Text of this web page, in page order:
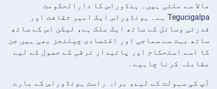
مالا سے ملتی ہیں۔ ہنڈوراس کا دارالحکومت
Tegucigalpa ہے۔ ہونڈوراس ایک امیر ثقافت اور
قدرتی وسائل کے ساتھ ایک ملک ہے، لیکن اس کے ساتھ
ساتھ بہت سے سماجی اور اقتصادی چیلنجز بھی ہیں جن
کا اسے استحکام اور پائیدار ترقی کے حصول کے لیے
مقابلہ کرنا چاہیے۔
آپ کی سہولت کے لیے، براہ راست ہونڈوراس کے بارے